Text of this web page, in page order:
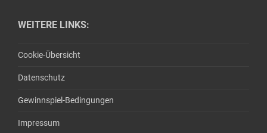
WEITERE LINKS:
Cookie-Übersicht
Datenschutz
Gewinnspiel-Bedingungen
Impressum